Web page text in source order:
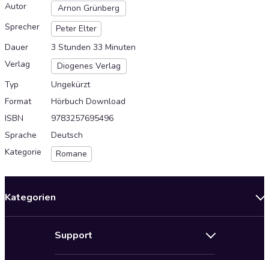
Autor
Arnon Grünberg
Sprecher
Peter Elter
Dauer
3 Stunden 33 Minuten
Verlag
Diogenes Verlag
Typ
Ungekürzt
Format
Hörbuch Download
ISBN
9783257695496
Sprache
Deutsch
Kategorie
Romane
Kategorien
Support